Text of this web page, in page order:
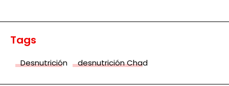
Tags
Desnutrición desnutrición Chad